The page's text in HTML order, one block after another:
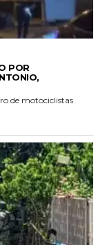
POR
de motociclistas